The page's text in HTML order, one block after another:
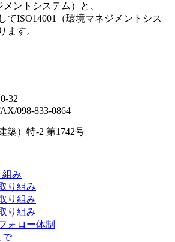
ントシステム）と、
てISO14001（環境マネジメントシス
ます。
32
098-833-0864
築）特-2 第1742号
組み
り組み
り組み
り組み
ォロー体制
で